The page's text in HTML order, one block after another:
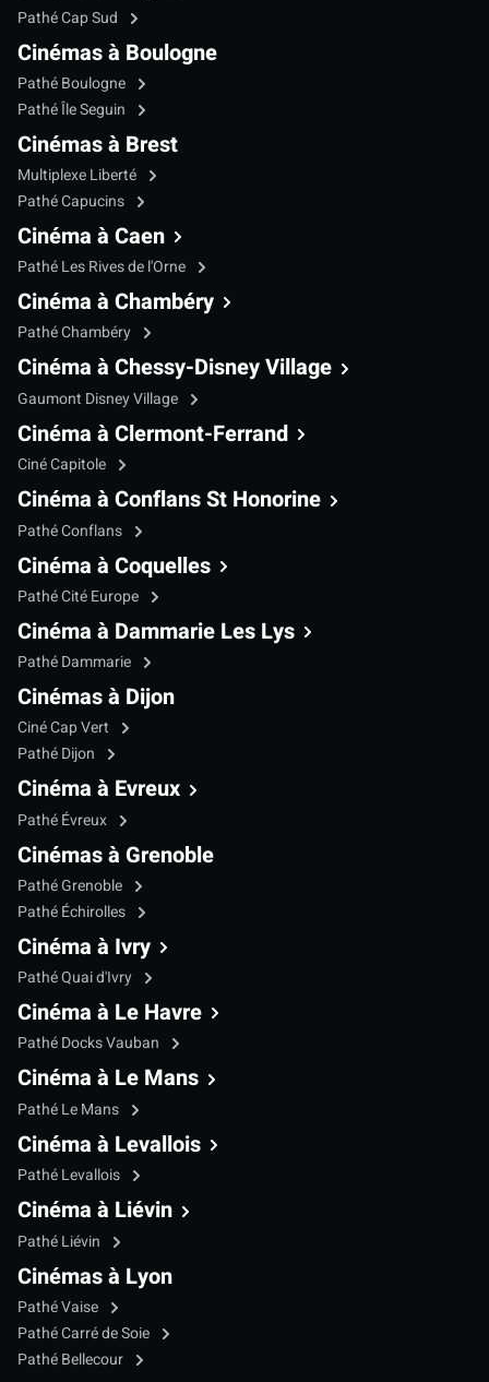
Pathé Cap Sud
Cinémas à Boulogne
Pathé Boulogne
Pathé Île Seguin
Cinémas à Brest
Multiplexe Liberté
Pathé Capucins
Cinéma à Caen
Pathé Les Rives de l'Orne
Cinéma à Chambéry
Pathé Chambéry
Cinéma à Chessy-Disney Village
Gaumont Disney Village
Cinéma à Clermont-Ferrand
Ciné Capitole
Cinéma à Conflans St Honorine
Pathé Conflans
Cinéma à Coquelles
Pathé Cité Europe
Cinéma à Dammarie Les Lys
Pathé Dammarie
Cinémas à Dijon
Ciné Cap Vert
Pathé Dijon
Cinéma à Evreux
Pathé Évreux
Cinémas à Grenoble
Pathé Grenoble
Pathé Échirolles
Cinéma à Ivry
Pathé Quai d'Ivry
Cinéma à Le Havre
Pathé Docks Vauban
Cinéma à Le Mans
Pathé Le Mans
Cinéma à Levallois
Pathé Levallois
Cinéma à Liévin
Pathé Liévin
Cinémas à Lyon
Pathé Vaise
Pathé Carré de Soie
Pathé Bellecour